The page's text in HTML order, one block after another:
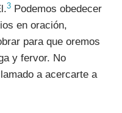
3 Podemos obedecer
en oración,
para que oremos
y fervor. No
a acercarte a